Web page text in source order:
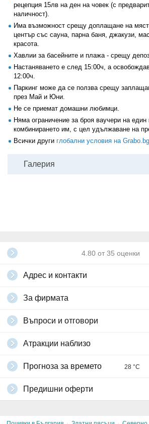
рецепция 15лв на ден на човек (с
наличност).
Има възможност срещу доплащане на
център със сауна, парна баня, джакузи,
красота.
Хавлии за басейните и плажа - срещу
Настаняването е след 15:00ч, а
12:00ч.
Паркинг може да се ползва срещу
през Май и Юни.
Не се приемат домашни любимци.
Няма ограничение за броя ваучери на един
комбинирането им, с цел удължаване на
Всички други глобални условия на Grabo.bg
Галерия
4.80 от 35 оценки
Адрес и контакти
За фирмата
Въпроси и отговори
Атракции наблизо
Прогноза за времето 28 °C
Предишни оферти